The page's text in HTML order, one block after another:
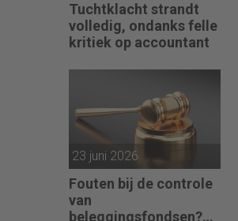
Tuchtklacht strandt
volledig, ondanks felle
kritiek op accountant
23 juni 2026
Fouten bij de controle
van
beleggingsfondsen?